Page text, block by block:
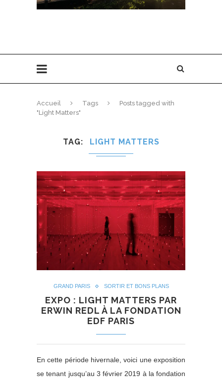
Accueil Tags
Posts tagged with
"Light Matters"
TAG LIGHT MATTERS
GRAND PARIS SORTIR ET BONS PLANS
EXPO : LIGHT MATTERS PAR
ERWIN REDL À LA FONDATION
EDF PARIS
En cette période hivernale, voici une exposition
se tenant jusqu’au 3 février 2019 à la fondation